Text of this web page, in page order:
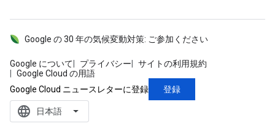
Google について プライバシー
サイトの利用規約
Google Cloud の用語
Google の 30 年の気候変動対策: ご参加ください
Google Cloud ニュースレターに登録 登録
language ‪日本語‬